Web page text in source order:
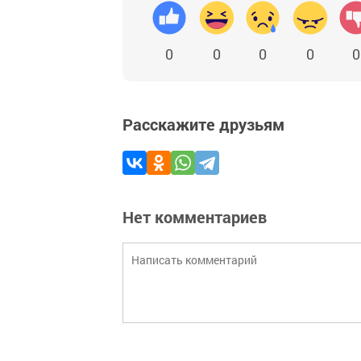
0 0 0 0 0
Расскажите друзьям
Нет комментариев